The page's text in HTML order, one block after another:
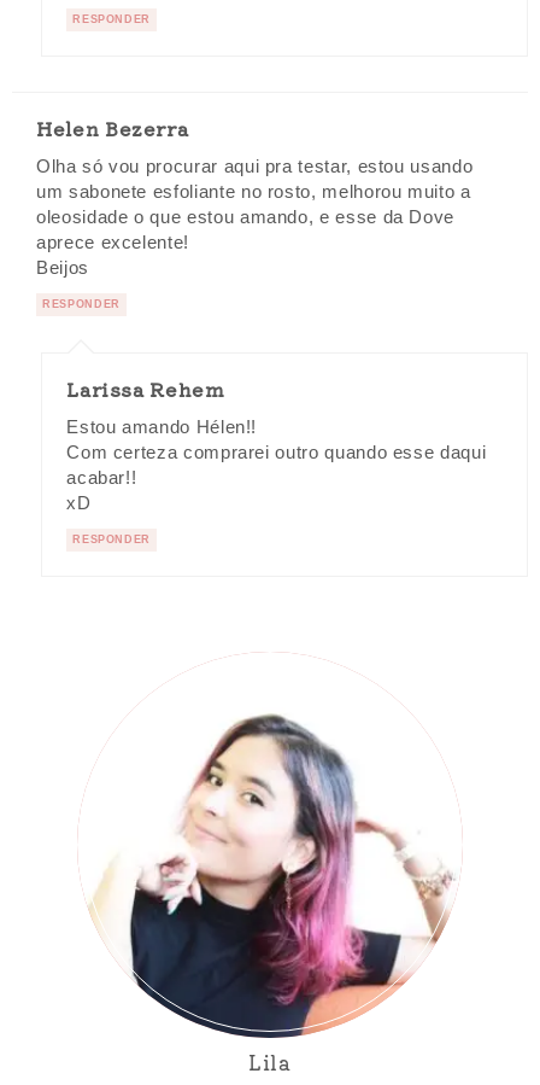
RESPONDER
Helen Bezerra
Olha só vou procurar aqui pra testar, estou usando
um sabonete esfoliante no rosto, melhorou muito a
oleosidade o que estou amando, e esse da Dove
aprece excelente!
Beijos
RESPONDER
Larissa Rehem
Estou amando Hélen!!
Com certeza comprarei outro quando esse daqui
acabar!!
xD
RESPONDER
Lila